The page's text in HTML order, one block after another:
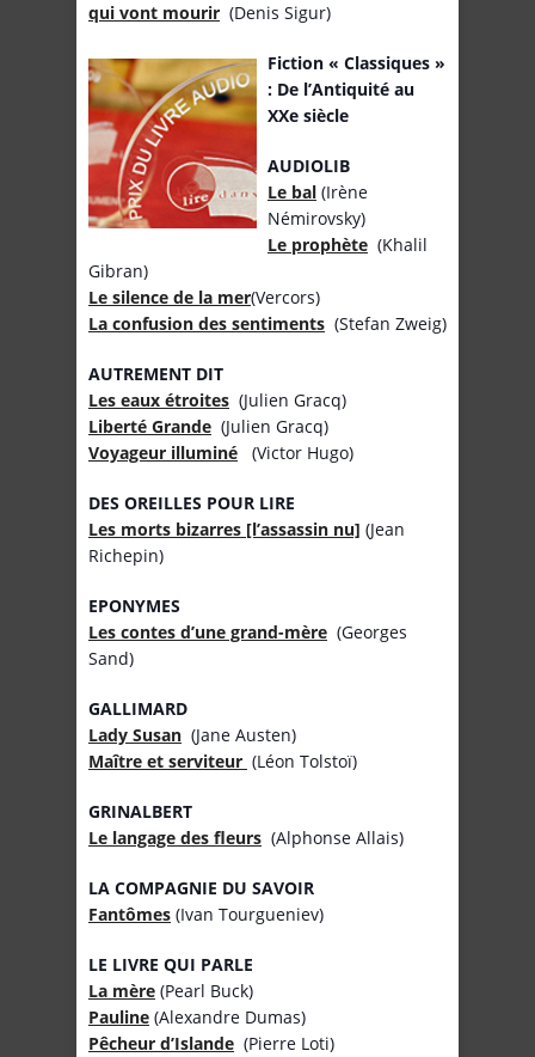
qui vont mourir (Denis Sigur)
Fiction « Classiques »
: De l’Antiquité au
XXe siècle
AUDIOLIB
Le bal (Irène
Némirovsky)
Le prophète (Khalil
Gibran)
Le silence de la mer(Vercors)
La confusion des sentiments (Stefan Zweig)
AUTREMENT DIT
Les eaux étroites (Julien Gracq)
Liberté Grande (Julien Gracq)
Voyageur illuminé (Victor Hugo)
DES OREILLES POUR LIRE
Les morts bizarres [l’assassin nu] (Jean
Richepin)
EPONYMES
Les contes d’une grand-mère (Georges
Sand)
GALLIMARD
Lady Susan (Jane Austen)
Maître et serviteur (Léon Tolstoï)
GRINALBERT
Le langage des fleurs (Alphonse Allais)
LA COMPAGNIE DU SAVOIR
Fantômes (Ivan Tourgueniev)
LE LIVRE QUI PARLE
La mère (Pearl Buck)
Pauline (Alexandre Dumas)
Pêcheur d’Islande (Pierre Loti)